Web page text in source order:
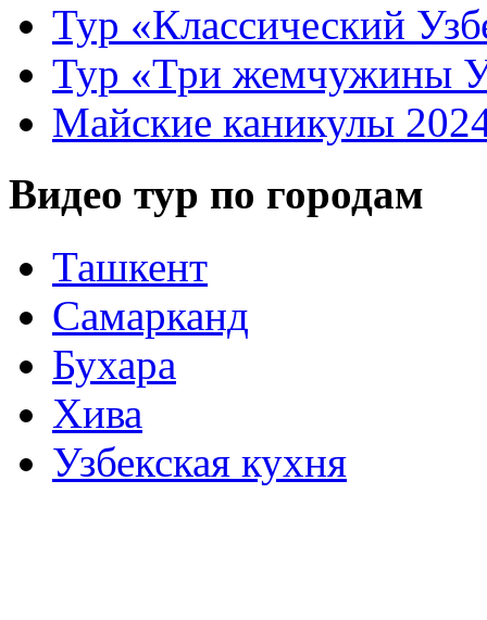
Тур «Классический
Тур «Три жемчужины
Майские каникулы
Видео тур по городам
Ташкент
Самарканд
Бухара
Хива
Узбекская кухня